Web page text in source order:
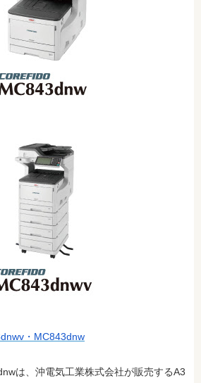
・MC843dnw
は、沖電気工業株式会社が販売するA3